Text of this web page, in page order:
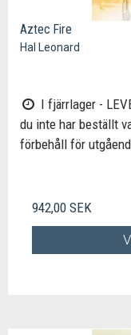
Aztec Fire
Hal Leonard
I fjärrlager -
du inte har beställt
förbehåll för
942,00 SEK